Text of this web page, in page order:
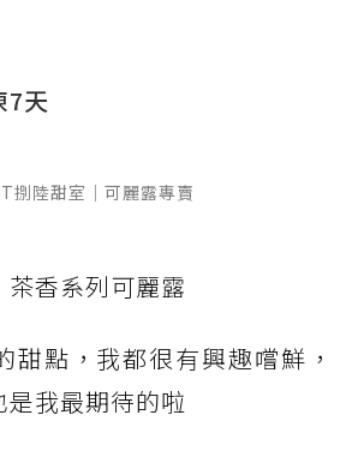
7天
捌陸甜室｜可麗露專賣
香系列可麗露
甜點，我都很有興趣嚐鮮，
我最期待的啦